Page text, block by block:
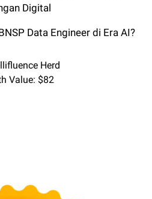
Digital
Data Engineer di Era AI?